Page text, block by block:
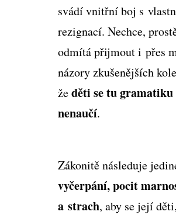
svádí vnitřní boj s
rezignací. Nechce,
odmítá přijmout i přes
názory zkušenějších
žeděti se tu gramatiku
nenaučí.
Zákonitě následuje
vyčerpání, pocit
a strach, aby se její